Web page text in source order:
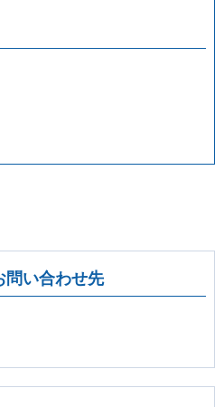
問い合わせ先